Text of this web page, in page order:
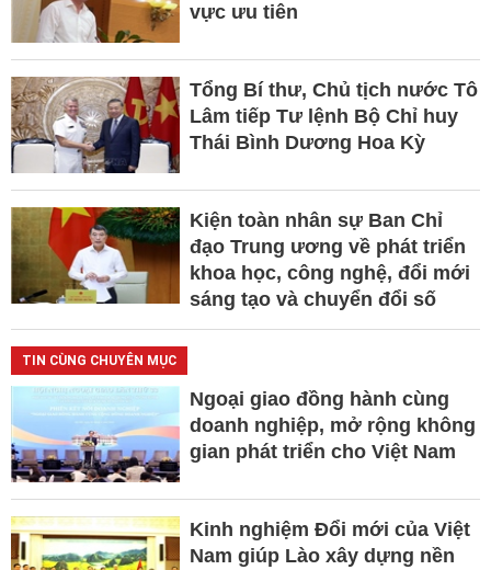
vực ưu tiên
Tổng Bí thư, Chủ tịch nước Tô
Lâm tiếp Tư lệnh Bộ Chỉ huy
Thái Bình Dương Hoa Kỳ
Kiện toàn nhân sự Ban Chỉ
đạo Trung ương về phát triển
khoa học, công nghệ, đổi mới
sáng tạo và chuyển đổi số
TIN CÙNG CHUYÊN MỤC
Ngoại giao đồng hành cùng
doanh nghiệp, mở rộng không
gian phát triển cho Việt Nam
Kinh nghiệm Đổi mới của Việt
Nam giúp Lào xây dựng nền